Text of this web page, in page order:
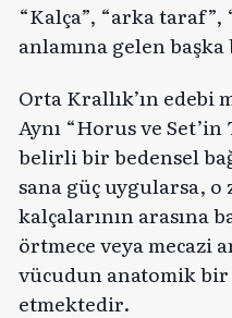
“Kalça”, “arka taraf”,
anlamına gelen
Orta Krallık’ın
Aynı “Horus ve
belirli bir bedensel
sana güç uygularsa, o
kalçalarının arasına
örtmece veya mecazi
vücudun anatomik bir
etmektedir.